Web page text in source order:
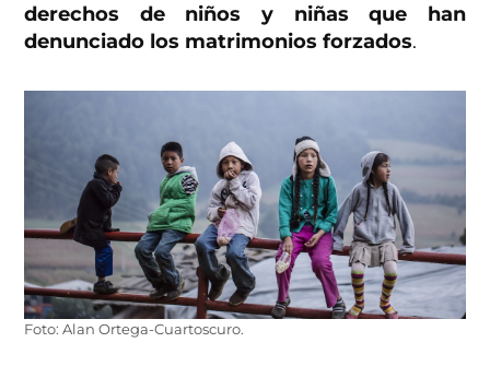
derechos de niños y niñas que han
denunciado los matrimonios forzados.
Foto: Alan Ortega-Cuartoscuro.